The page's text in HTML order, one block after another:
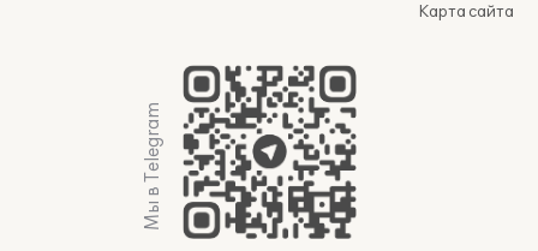
Карта сайта
Мы в Telegram